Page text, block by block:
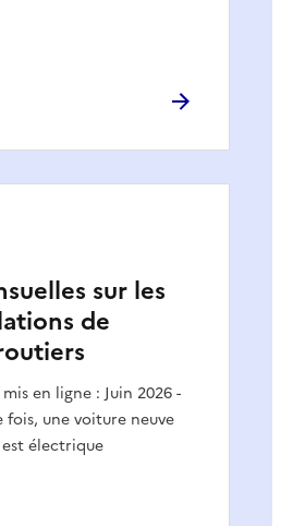
sur les
de
en ligne : Juin 2026 -
fois, une voiture neuve
électrique